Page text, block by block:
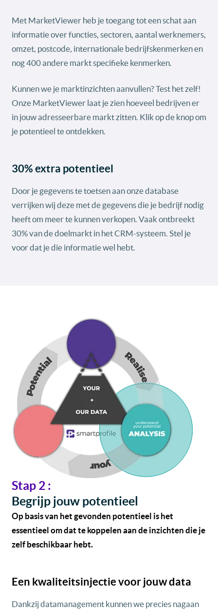
Met MarketViewer heb je toegang tot een schat aan
informatie over functies, sectoren, aantal werknemers,
omzet, postcode, internationale bedrijfskenmerken en
nog 400 andere markt specifieke kenmerken.
Kunnen we je marktinzichten aanvullen? Test het zelf!
Onze MarketViewer laat je zien hoeveel bedrijven er
in jouw adresseerbare markt zitten. Klik op de knop om
je potentieel te ontdekken.
30% extra potentieel
Door je gegevens te toetsen aan onze database
verrijken wij deze met de gegevens die je bedrijf nodig
heeft om meer te kunnen verkopen. Vaak ontbreekt
30% van de doelmarkt in het CRM-systeem. Stel je
voor dat je die informatie wel hebt.
Stap 2 :
Begrijp jouw potentieel
Op basis van het gevonden potentieel is het
essentieel om dat te koppelen aan de inzichten die je
zelf beschikbaar hebt.
Een kwaliteitsinjectie voor jouw data
Dankzij datamanagement kunnen we precies nagaan